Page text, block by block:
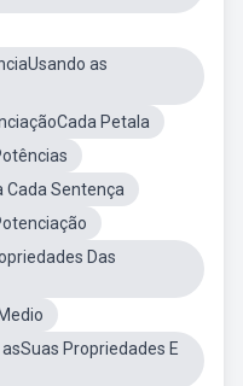
as
Petala
Cada Sentença
Das
Propriedades E